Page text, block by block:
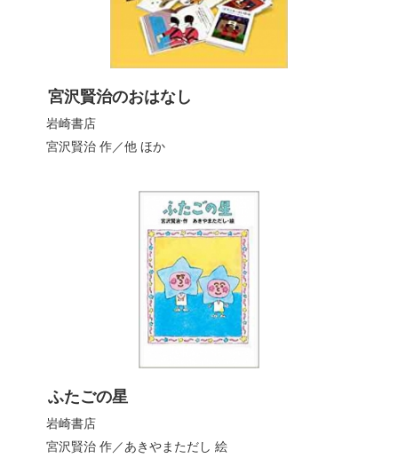
宮沢賢治のおはなし
岩崎書店
宮沢賢治作／他 ほか
ふたごの星
岩崎書店
宮沢賢治作／あきやまただし 絵